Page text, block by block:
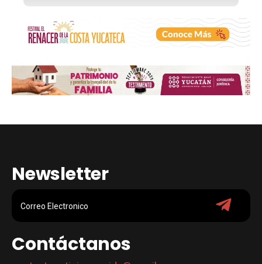
Newsletter
Contáctanos